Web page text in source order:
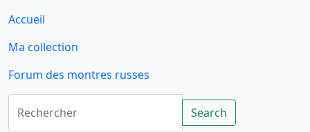
Accueil
Ma collection
Forum des montres russes
Rechercher
Search